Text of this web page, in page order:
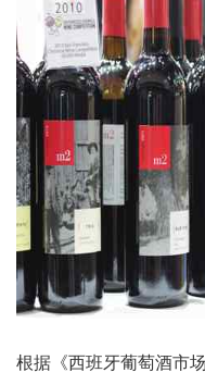
根据《西班牙葡萄酒市